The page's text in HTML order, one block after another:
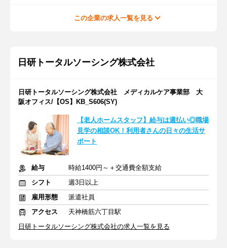
この企業の求人一覧を見る
日研トータルソーシング株式会社
日研トータルソーシング株式会社 メディカルケア事業部 大
阪オフィス/【OS】KB_S606(SY)
【老人ホームスタッフ】給与は週払い◎職場
見学の相談OK！利用者さんの日々の生活サ
ポート
給与
時給1400円～＋交通費全額支給
シフト
週3日以上
雇用形態
派遣社員
アクセス
天神橋筋六丁目駅
日研トータルソーシング株式会社の求人一覧を見る